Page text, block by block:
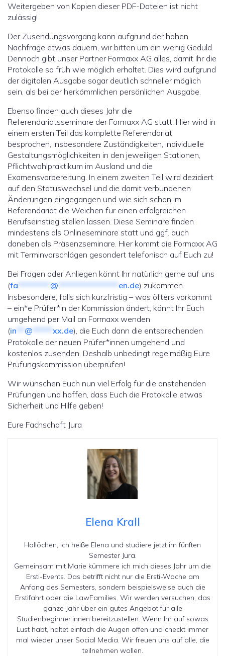
Weitergeben von Kopien dieser PDF-Dateien ist nicht
zulässig!
Der Zusendungsvorgang kann aufgrund der hohen
Nachfrage etwas dauern, wir bitten um ein wenig Geduld.
Dennoch gibt unser Partner Formaxx AG alles, damit Ihr die
Protokolle so früh wie möglich erhaltet. Dies wird aufgrund
der digitalen Ausgabe sogar deutlich schneller möglich
sein, als bei der herkömmlichen persönlichen Ausgabe.
Ebenso finden auch dieses Jahr die
Referendariatsseminare der Formaxx AG statt. Hier wird in
einem ersten Teil das komplette Referendariat
besprochen, insbesondere Zuständigkeiten, individuelle
Gestaltungsmöglichkeiten in den jeweiligen Stationen,
Pflichtwahlpraktikum im Ausland und die
Examensvorbereitung. In einem zweiten Teil wird dezidiert
auf den Statuswechsel und die damit verbundenen
Änderungen eingegangen und wie sich schon im
Referendariat die Weichen für einen erfolgreichen
Berufseinstieg stellen lassen. Diese Seminare finden
mindestens als Onlineseminare statt und ggf. auch
daneben als Präsenzseminare. Hier kommt die Formaxx AG
mit Terminvorschlägen gesondert telefonisch auf Euch zu!
Bei Fragen oder Anliegen könnt Ihr natürlich gerne auf uns
(fa ******** @ *************** en.de) zukommen.
Insbesondere, falls sich kurzfristig – was öfters vorkommt
– ein*e Prüfer*in der Kommission ändert, könnt Ihr Euch
umgehend per Mail an Formaxx wenden
(in @ ***** xx.de), die Euch dann die entsprechenden
Protokolle der neuen Prüfer*innen umgehend und
kostenlos zusenden. Deshalb unbedingt regelmäßig Eure
Prüfungskommission überprüfen!
Wir wünschen Euch nun viel Erfolg für die anstehenden
Prüfungen und hoffen, dass Euch die Protokolle etwas
Sicherheit und Hilfe geben!
Eure Fachschaft Jura
Elena Krall
Hallöchen, ich heiße Elena und studiere jetzt im fünften
Semester Jura.
Gemeinsam mit Marie kümmere ich mich dieses Jahr um die
Ersti-Events. Das betrifft nicht nur die Ersti-Woche am
Anfang des Semesters, sondern beispielsweise auch die
Erstifahrt oder die LawFamilies. Wir werden versuchen, das
ganze Jahr über ein gutes Angebot für alle
Studienbeginner:innen bereitzustellen. Wenn Ihr auf sowas
Lust habt, haltet einfach die Augen offen und checkt immer
mal wieder unser Social Media. Wir freuen uns auf alle, die
teilnehmen wollen.